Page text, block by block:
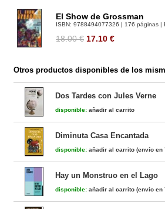
El Show de Grossman
ISBN: 9788494077326 | 176 páginas |
18.00 € 17.10 €
Otros productos disponibles de los
Dos Tardes con Jules Verne
disponible: añadir al carrito
Diminuta Casa Encantada
disponible: añadir al carrito (envío en
Hay un Monstruo en el Lago
disponible: añadir al carrito (envío en